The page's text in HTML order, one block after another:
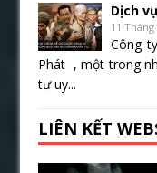
Dịch
11
Công
Phát , một trong
tư uy...
LIÊN KẾT